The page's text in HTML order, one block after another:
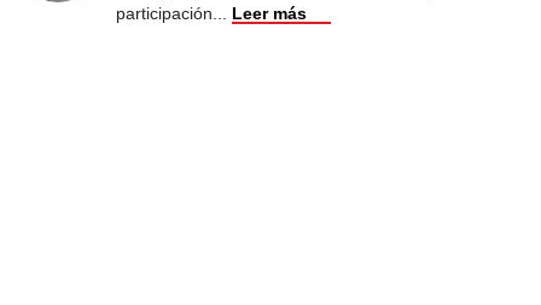
participación
Leer más